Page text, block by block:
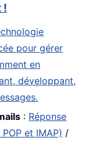
!
pour gérer
en
développant,
: Réponse
et IMAP) /